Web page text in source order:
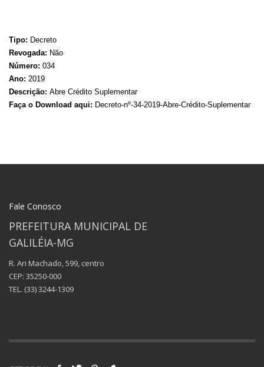
Tipo: Decreto
Revogada: Não
Número: 034
Ano: 2019
Descrição: Abre Crédito Suplementar
Faça o Download aqui: Decreto-nº-34-2019-Abre-Crédito-Suplementar
Fale Conosco
PREFEITURA MUNICIPAL DE
GALILÉIA-MG
R. Ari Machado, 599, centro
CEP: 35250-000
TEL. (33) 3244-1309